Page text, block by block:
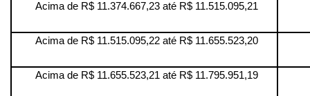
Acima de R$ 11.374.667,23 até R$ 11.515.095,21
Acima de R$ 11.515.095,22 até R$ 11.655.523,20
Acima de R$ 11.655.523,21 até R$ 11.795.951,19